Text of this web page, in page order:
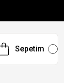
Sepetim